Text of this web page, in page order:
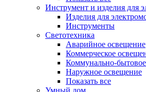
Инструмент и изделия для
Изделия для
Инструменты
Светотехника
Аварийное освещение
Коммерческое
Коммунально-
Наружное освещение
Показать все
Умный дом